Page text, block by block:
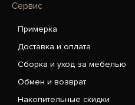
Сервис
Примерка
Доставка и оплата
Сборка и уход за мебелью
Обмен и возврат
Накопительные скидки